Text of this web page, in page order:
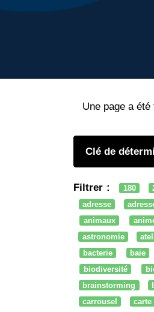
Une page a
Clé de
Filtrer : 180
adresse
animaux
astronomie
bacterie
baie
biodiversité
brainstorming
carrousel
carte